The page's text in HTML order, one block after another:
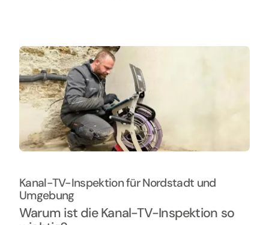
Kanal-TV-Inspektion für Nordstadt und
Umgebung
Warum ist die Kanal-TV-Inspektion so